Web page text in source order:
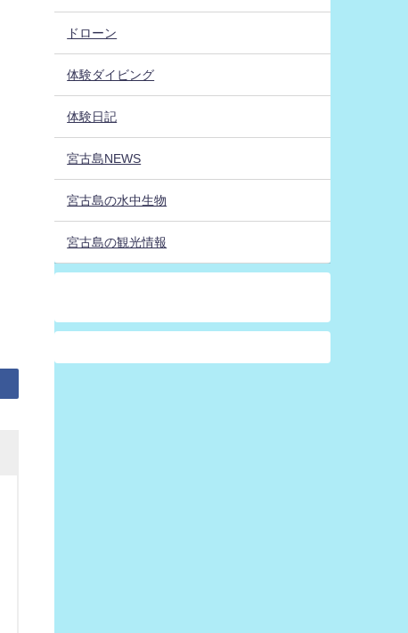
ドローン
体験ダイビング
体験日記
宮古島NEWS
宮古島の水中生物
宮古島の観光情報